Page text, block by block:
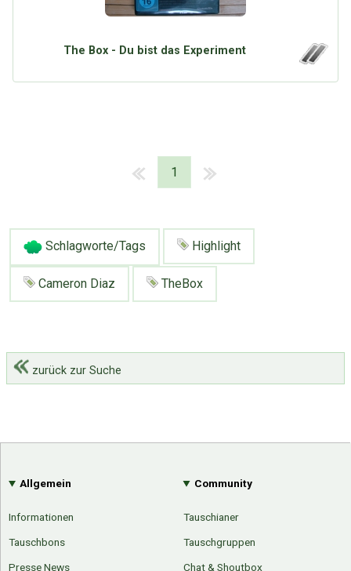
The Box - Du bist das Experiment
1
Schlagworte/Tags Highlight
Cameron Diaz TheBox
zurück zur Suche
Allgemein
Informationen
Tauschbons
Presse News
Community
Tauschianer
Tauschgruppen
Chat & Shoutbox